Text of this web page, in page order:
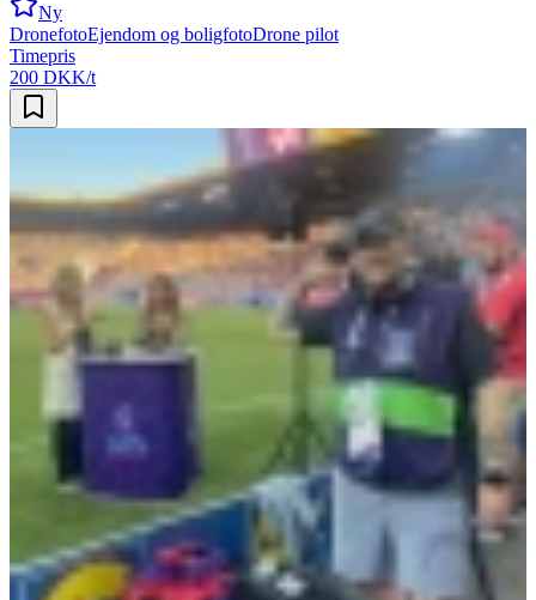
Ny
DronefotoEjendom og boligfotoDrone pilot
Timepris
200 DKK/t